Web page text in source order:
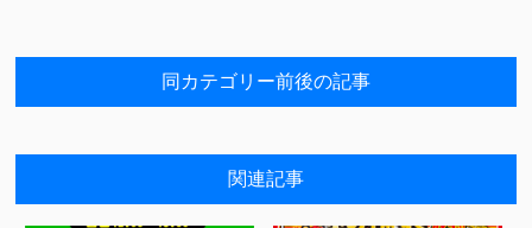
同カテゴリー前後の記事
関連記事